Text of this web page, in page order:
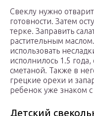
Свеклу нужно
готовности. Затем
терке. Заправить
растительным
использовать
исполнилось 1.5
сметаной. Также в
грецкие орехи и
ребенок уже знаком
Детский